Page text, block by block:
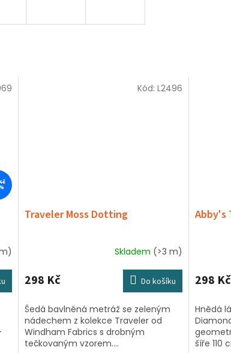
Traveler Moss Dotting
Skladem (>3 m)
298 Kč Do košíku
Šedá bavlněná metráž se zeleným
nádechem z kolekce Traveler od
Windham Fabrics s drobným
tečkovaným vzorem....
Kód: L2496
Abby's
produktu
je
z
5
298 Kč
Hnědá
šíře 110